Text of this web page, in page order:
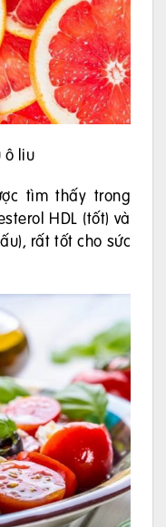
ô liu
tìm thấy trong
HDL (tốt) và
rất tốt cho sức